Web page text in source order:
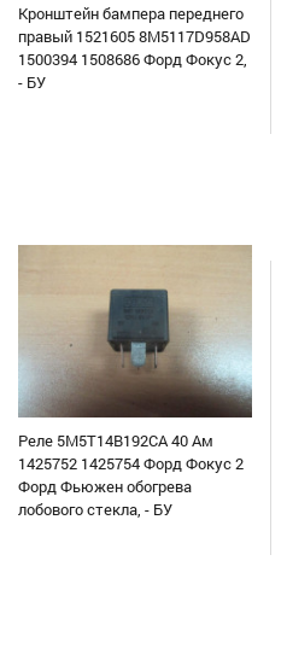
Кронштейн бампера переднего
правый 1521605 8M5117D958AD
1500394 1508686 Форд Фокус 2,
- БУ
Реле 5M5T14B192СA 40 Ам
1425752 1425754 Форд Фокус 2
Форд Фьюжен обогрева
лобового стекла, - БУ